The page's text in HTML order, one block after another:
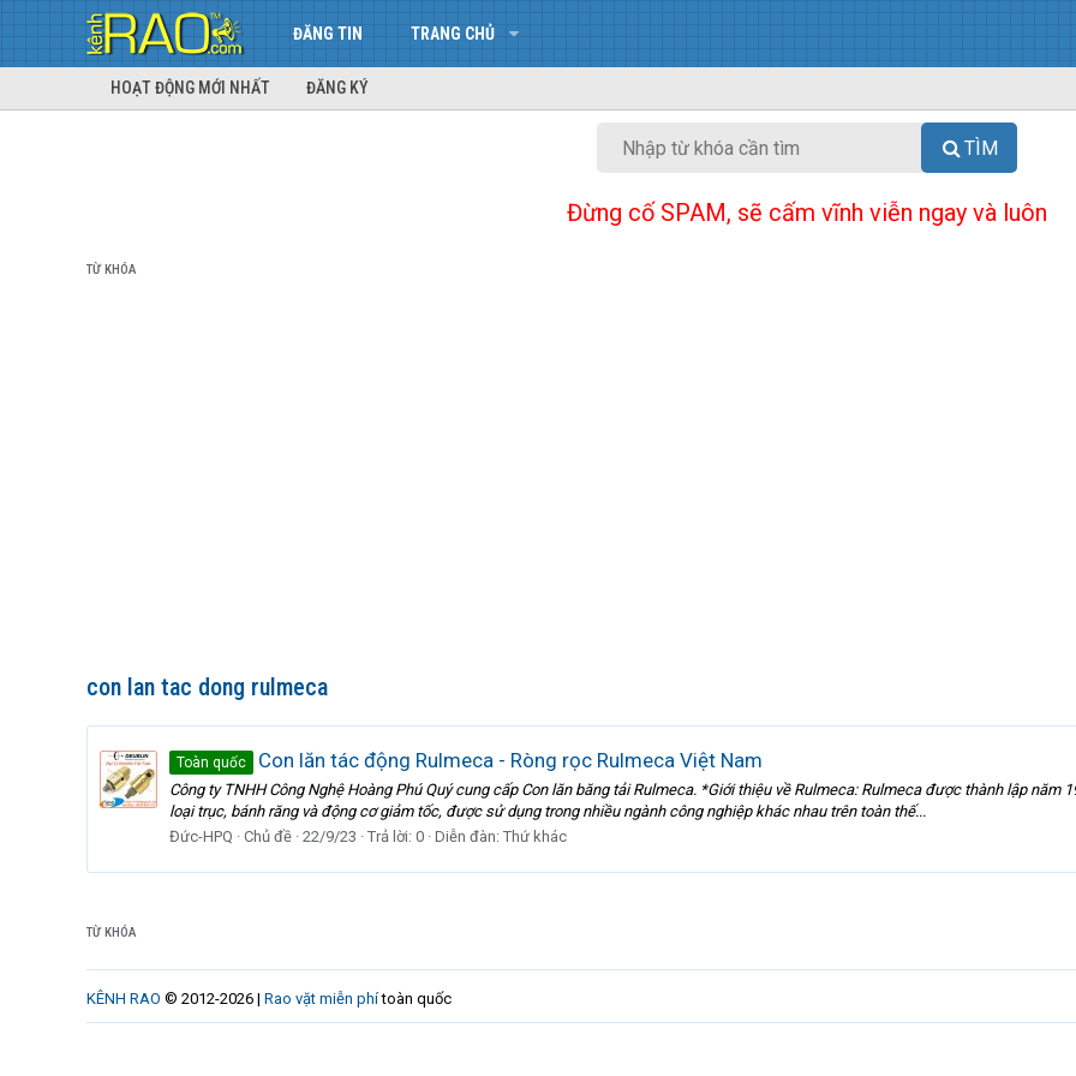
ĐĂNG TIN TRANG CHỦ
HOẠT ĐỘNG MỚI NHẤT ĐĂNG KÝ
TÌM
Đừng cố SPAM, sẽ cấm vĩnh viễn ngay và luôn
TỪ KHÓA
con lan tac dong rulmeca
Toàn quốc Con lăn tác động Rulmeca - Ròng rọc Rulmeca Việt Nam
Công ty TNHH Công Nghệ Hoàng Phú Quý cung cấp Con lăn băng tải Rulmeca. *Giới thiệu về Rulmeca: Rulmeca được thành lập năm
loại trục, bánh răng và động cơ giảm tốc, được sử dụng trong nhiều ngành công nghiệp khác nhau trên toàn thế...
Đức-HPQ
Chủ đề 22/9/23 Trả lời: 0 Diễn đàn: Thứ khác
TỪ KHÓA
KÊNH RAO © 2012-2026 | Rao vặt miễn phítoàn quốc